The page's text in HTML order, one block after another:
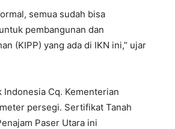
semua sudah bisa
pembangunan dan
(KIPP) yang ada di IKN ini,” ujar
Cq. Kementerian
persegi. Sertifikat Tanah
Paser Utara ini